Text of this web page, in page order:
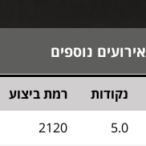
אירועים נוספים
נקודות רמת ביצוע
5.0
2120